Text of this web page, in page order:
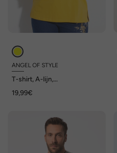
ANGEL OF STYLE
T-shirt, A-lijn,
19,99€